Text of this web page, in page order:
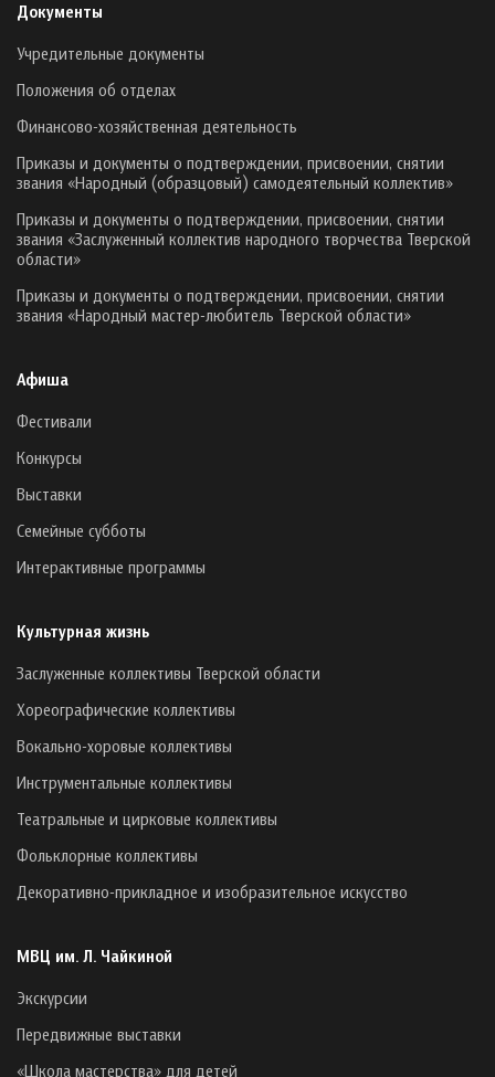
Документы
Учредительные документы
Положения об отделах
Финансово-хозяйственная деятельность
Приказы и документы о подтверждении, присвоении, снятии
звания «Народный (образцовый) самодеятельный коллектив»
Приказы и документы о подтверждении, присвоении, снятии
звания «Заслуженный коллектив народного творчества Тверской
области»
Приказы и документы о подтверждении, присвоении, снятии
звания «Народный мастер-любитель Тверской области»
Афиша
Фестивали
Конкурсы
Выставки
Семейные субботы
Интерактивные программы
Культурная жизнь
Заслуженные коллективы Тверской области
Хореографические коллективы
Вокально-хоровые коллективы
Инструментальные коллективы
Театральные и цирковые коллективы
Фольклорные коллективы
Декоративно-прикладное и изобразительное искусство
МВЦ им. Л. Чайкиной
Экскурсии
Передвижные выставки
«Школа мастерства» для детей